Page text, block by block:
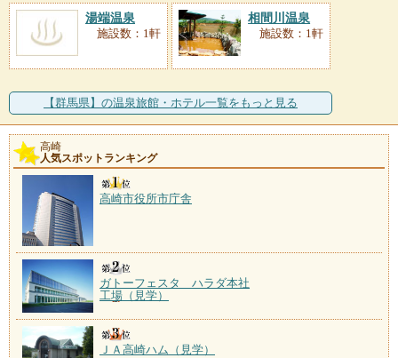
湯端温泉
施設数：1軒
相間川温泉
施設数：1軒
【群馬県】の温泉旅館・ホテル一覧をもっと見る
高崎
人気スポットランキング
高崎市役所市庁舎
ガトーフェスタ ハラダ本社
工場（見学）
ＪＡ高崎ハム（見学）